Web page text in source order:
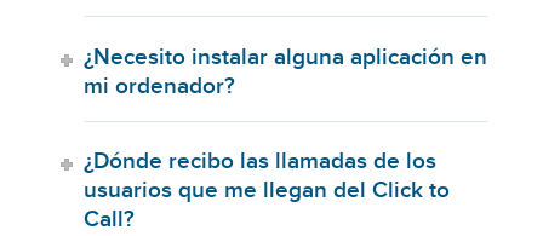
¿Necesito instalar alguna aplicación en
mi ordenador?
¿Dónde recibo las llamadas de los
usuarios que me llegan del Click to
Call?